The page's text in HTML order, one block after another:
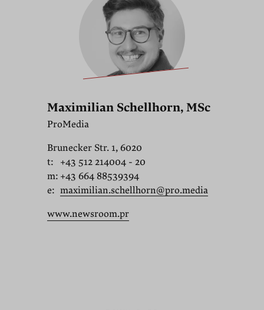
Maximilian Schellhorn, MSc
ProMedia
Brunecker Str. 1, 6020
t:
+43 512 214004 - 20
m: +43 664 88539394
e: maximilian.schellhorn@pro.media
www.newsroom.pr